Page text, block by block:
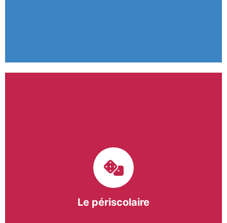
Le périscolaire
bergeracois. A travers les Temps d’Activités
Périscolaires (TAP) et les Pauses Méridiennes, nous
apportons une réponse adaptée et individualisée